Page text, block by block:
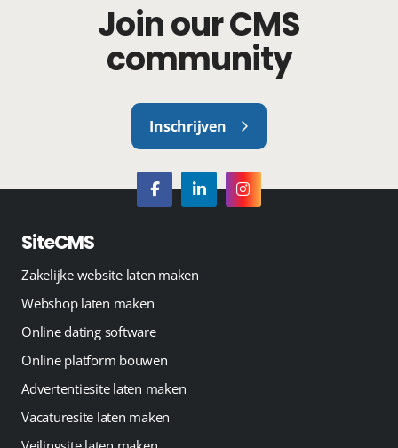
Join our CMS
community
Inschrijven
SiteCMS
Zakelijke website laten maken
Webshop laten maken
Online dating software
Online platform bouwen
Advertentiesite laten maken
Vacaturesite laten maken